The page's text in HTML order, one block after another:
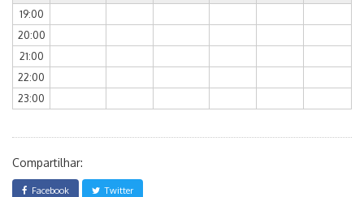
19:00
20:00
21:00
22:00
23:00
Compartilhar:
Facebook Twitter